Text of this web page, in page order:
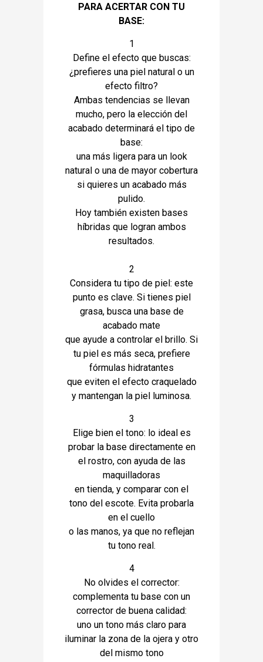
PARA ACERTAR CON TU
BASE:
1
Define el efecto que buscas:
¿prefieres una piel natural o un
efecto filtro?
Ambas tendencias se llevan
mucho, pero la elección del
acabado determinará el tipo de
base:
una más ligera para un look
natural o una de mayor cobertura
si quieres un acabado más
pulido.
Hoy también existen bases
híbridas que logran ambos
resultados.
2
Considera tu tipo de piel: este
punto es clave. Si tienes piel
grasa, busca una base de
acabado mate
que ayude a controlar el brillo. Si
tu piel es más seca, prefiere
fórmulas hidratantes
que eviten el efecto craquelado
y mantengan la piel luminosa.
3
Elige bien el tono: lo ideal es
probar la base directamente en
el rostro, con ayuda de las
maquilladoras
en tienda, y comparar con el
tono del escote. Evita probarla
en el cuello
o las manos, ya que no reflejan
tu tono real.
4
No olvides el corrector:
complementa tu base con un
corrector de buena calidad:
uno un tono más claro para
iluminar la zona de la ojera y otro
del mismo tono